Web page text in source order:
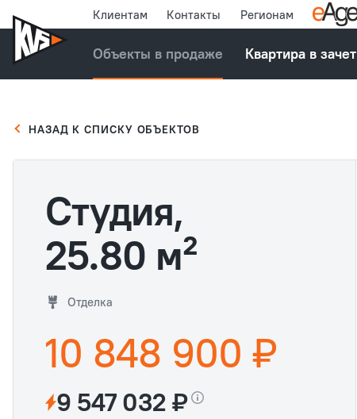
Клиентам Контакты Регионам
Объекты в продаже Квартира в зачет
НАЗАД К СПИСКУ ОБЪЕКТОВ
Студия,
25.80 м²
Отделка
10 848 900 ₽
9 547 032 ₽